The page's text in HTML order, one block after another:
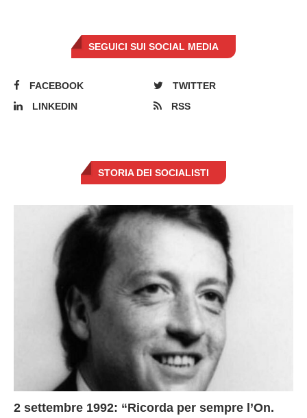
SEGUICI SUI SOCIAL MEDIA
FACEBOOK
TWITTER
LINKEDIN
RSS
STORIA DEI SOCIALISTI
2 settembre 1992: “Ricorda per sempre l’On.